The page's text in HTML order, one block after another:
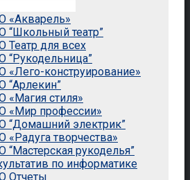
«Акварель»
“Школьный театр”
Театр для всех
“Рукодельница”
«Лего-конструирование»
“Арлекин”
«Магия стиля»
«Мир профессии»
“Домашний электрик”
«Радуга творчества»
“Мастерская рукоделья”
по информатике
Отчеты